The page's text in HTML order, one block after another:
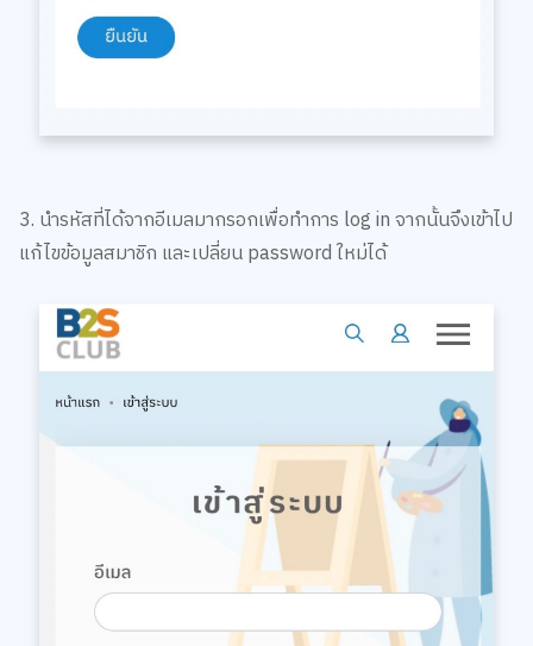
3. นำรหัสที่ได้จากอีเมลมากรอกเพื่อทำการ log in จากนั้นจึงเข้าไป
แก้ไขข้อมูลสมาชิก และเปลี่ยน password ใหม่ได้